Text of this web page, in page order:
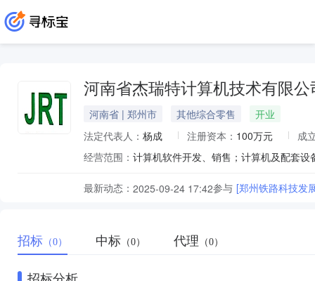
河南省杰瑞特计算机技术有限公
河南省 | 郑州市 其他综合零售
开业
法定代表人： 杨成 注册资本： 100万元
成
经营范围： 计算机软件开发、销售；计算机及配套
最新动态： 2025-09-24 17:42参与
招标 （0） 中标 （0） 代理 （0）